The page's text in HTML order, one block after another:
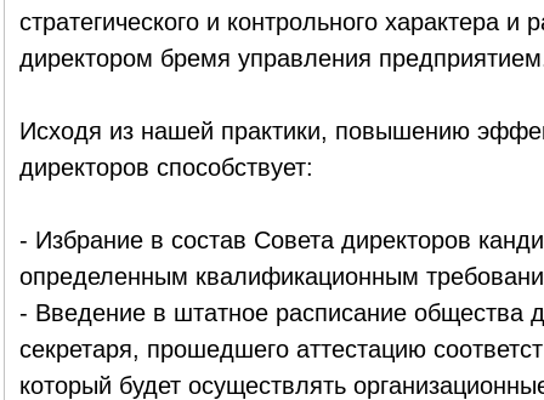
стратегического и контрольного характера
директором бремя управления
Исходя из нашей практики, повышению
директоров способствует:
- Избрание в состав Совета директоров
определенным квалификационным
- Введение в штатное расписание общества
секретаря, прошедшего аттестацию
который будет осуществлять